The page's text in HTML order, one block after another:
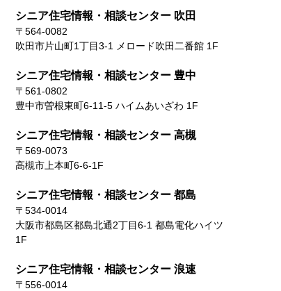
シニア住宅情報・相談センター 吹田
〒564-0082
吹田市片山町1丁目3-1 メロード吹田二番館 1F
シニア住宅情報・相談センター 豊中
〒561-0802
豊中市曽根東町6-11-5 ハイムあいざわ 1F
シニア住宅情報・相談センター 高槻
〒569-0073
高槻市上本町6-6-1F
シニア住宅情報・相談センター 都島
〒534-0014
大阪市都島区都島北通2丁目6-1 都島電化ハイツ
1F
シニア住宅情報・相談センター 浪速
〒556-0014